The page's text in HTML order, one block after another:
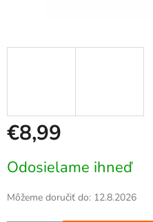
€8,99
cena:
Odosielame ihneď
Môžeme doručiť do: 12.8.2026